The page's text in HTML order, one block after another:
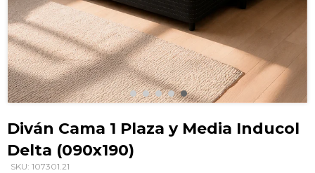
al
comienzo
de
la
Diván Cama 1 Plaza y Media Inducol
Delta (090x190)
SKU: 107301.21